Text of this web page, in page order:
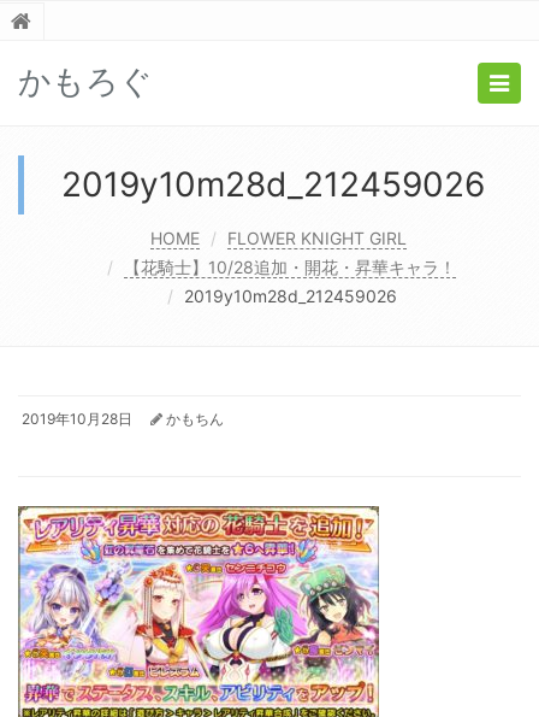
かもろぐ
2019y10m28d_212459026
HOME
FLOWER KNIGHT GIRL
【花騎士】10/28追加・開花・昇華キャラ！
2019y10m28d_212459026
2019年10月28日 かもちん